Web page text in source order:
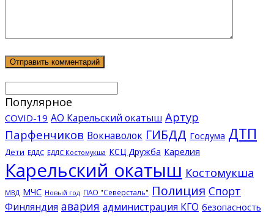
Популярное
COVID-19 АО Карельский окатыш Артур
Парфенчиков Вокнаволок ГИБДД Госдума ДТП
Дети ЕДДС ЕДДС Костомукша КСЦ Дружба Карелия
Карельский окатыш Костомукша
МВД МЧС Новый год ПАО "Северсталь" Полиция Спорт
Финляндия авария администрация КГО безопасность